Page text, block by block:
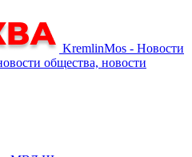
KremlinMos - Новости
общества, новости